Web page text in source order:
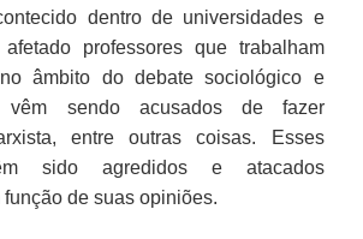
dentro de universidades e
professores que trabalham
âmbito do debate sociológico e
vêm sendo acusados de fazer
entre outras coisas. Esses
sido agredidos e atacados
de suas opiniões.